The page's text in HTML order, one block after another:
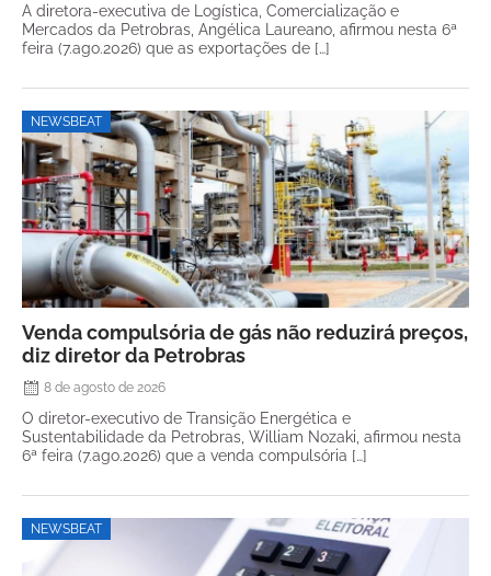
A diretora-executiva de Logística, Comercialização e
Mercados da Petrobras, Angélica Laureano, afirmou nesta 6ª
feira (7.ago.2026) que as exportações de […]
NEWSBEAT
Venda compulsória de gás não reduzirá preços,
diz diretor da Petrobras
8 de agosto de 2026
O diretor-executivo de Transição Energética e
Sustentabilidade da Petrobras, William Nozaki, afirmou nesta
6ª feira (7.ago.2026) que a venda compulsória […]
NEWSBEAT